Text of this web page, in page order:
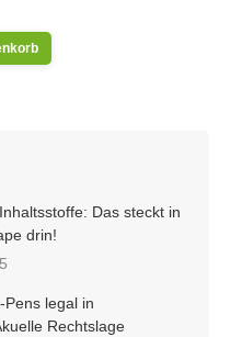
gewählt
Das steckt in
drin!
Pens legal in
Rechtslage